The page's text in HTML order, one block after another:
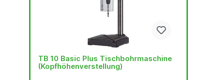
TB 10 Basic Plus Tischbohrmaschine
(Kopfhöhenverstellung)